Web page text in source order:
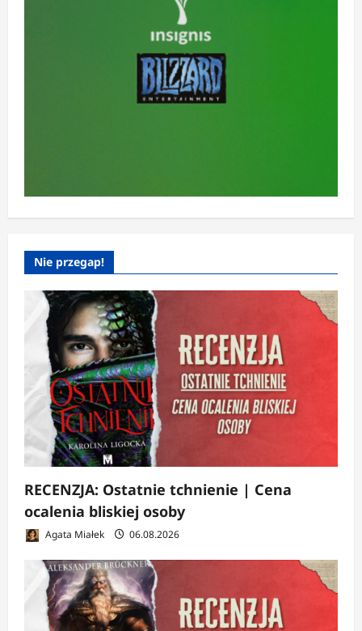
Nie przegap!
RECENZJA: Ostatnie tchnienie | Cena
ocalenia bliskiej osoby
Agata Miałek 06.08.2026